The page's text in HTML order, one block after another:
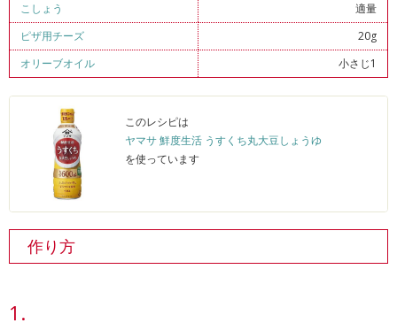
こしょう
適量
ピザ用チーズ
20g
オリーブオイル
小さじ1
このレシピは
ヤマサ 鮮度生活 うすくち丸大豆しょうゆ
を使っています
作り方